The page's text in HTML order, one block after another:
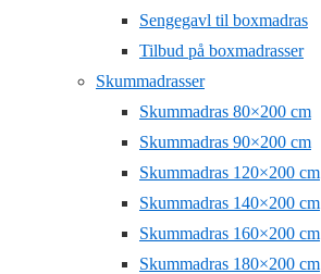
Sengegavl til boxmadras
Tilbud på boxmadrasser
Skummadrasser
Skummadras 80×200 cm
Skummadras 90×200 cm
Skummadras 120×200 cm
Skummadras 140×200 cm
Skummadras 160×200 cm
Skummadras 180×200 cm